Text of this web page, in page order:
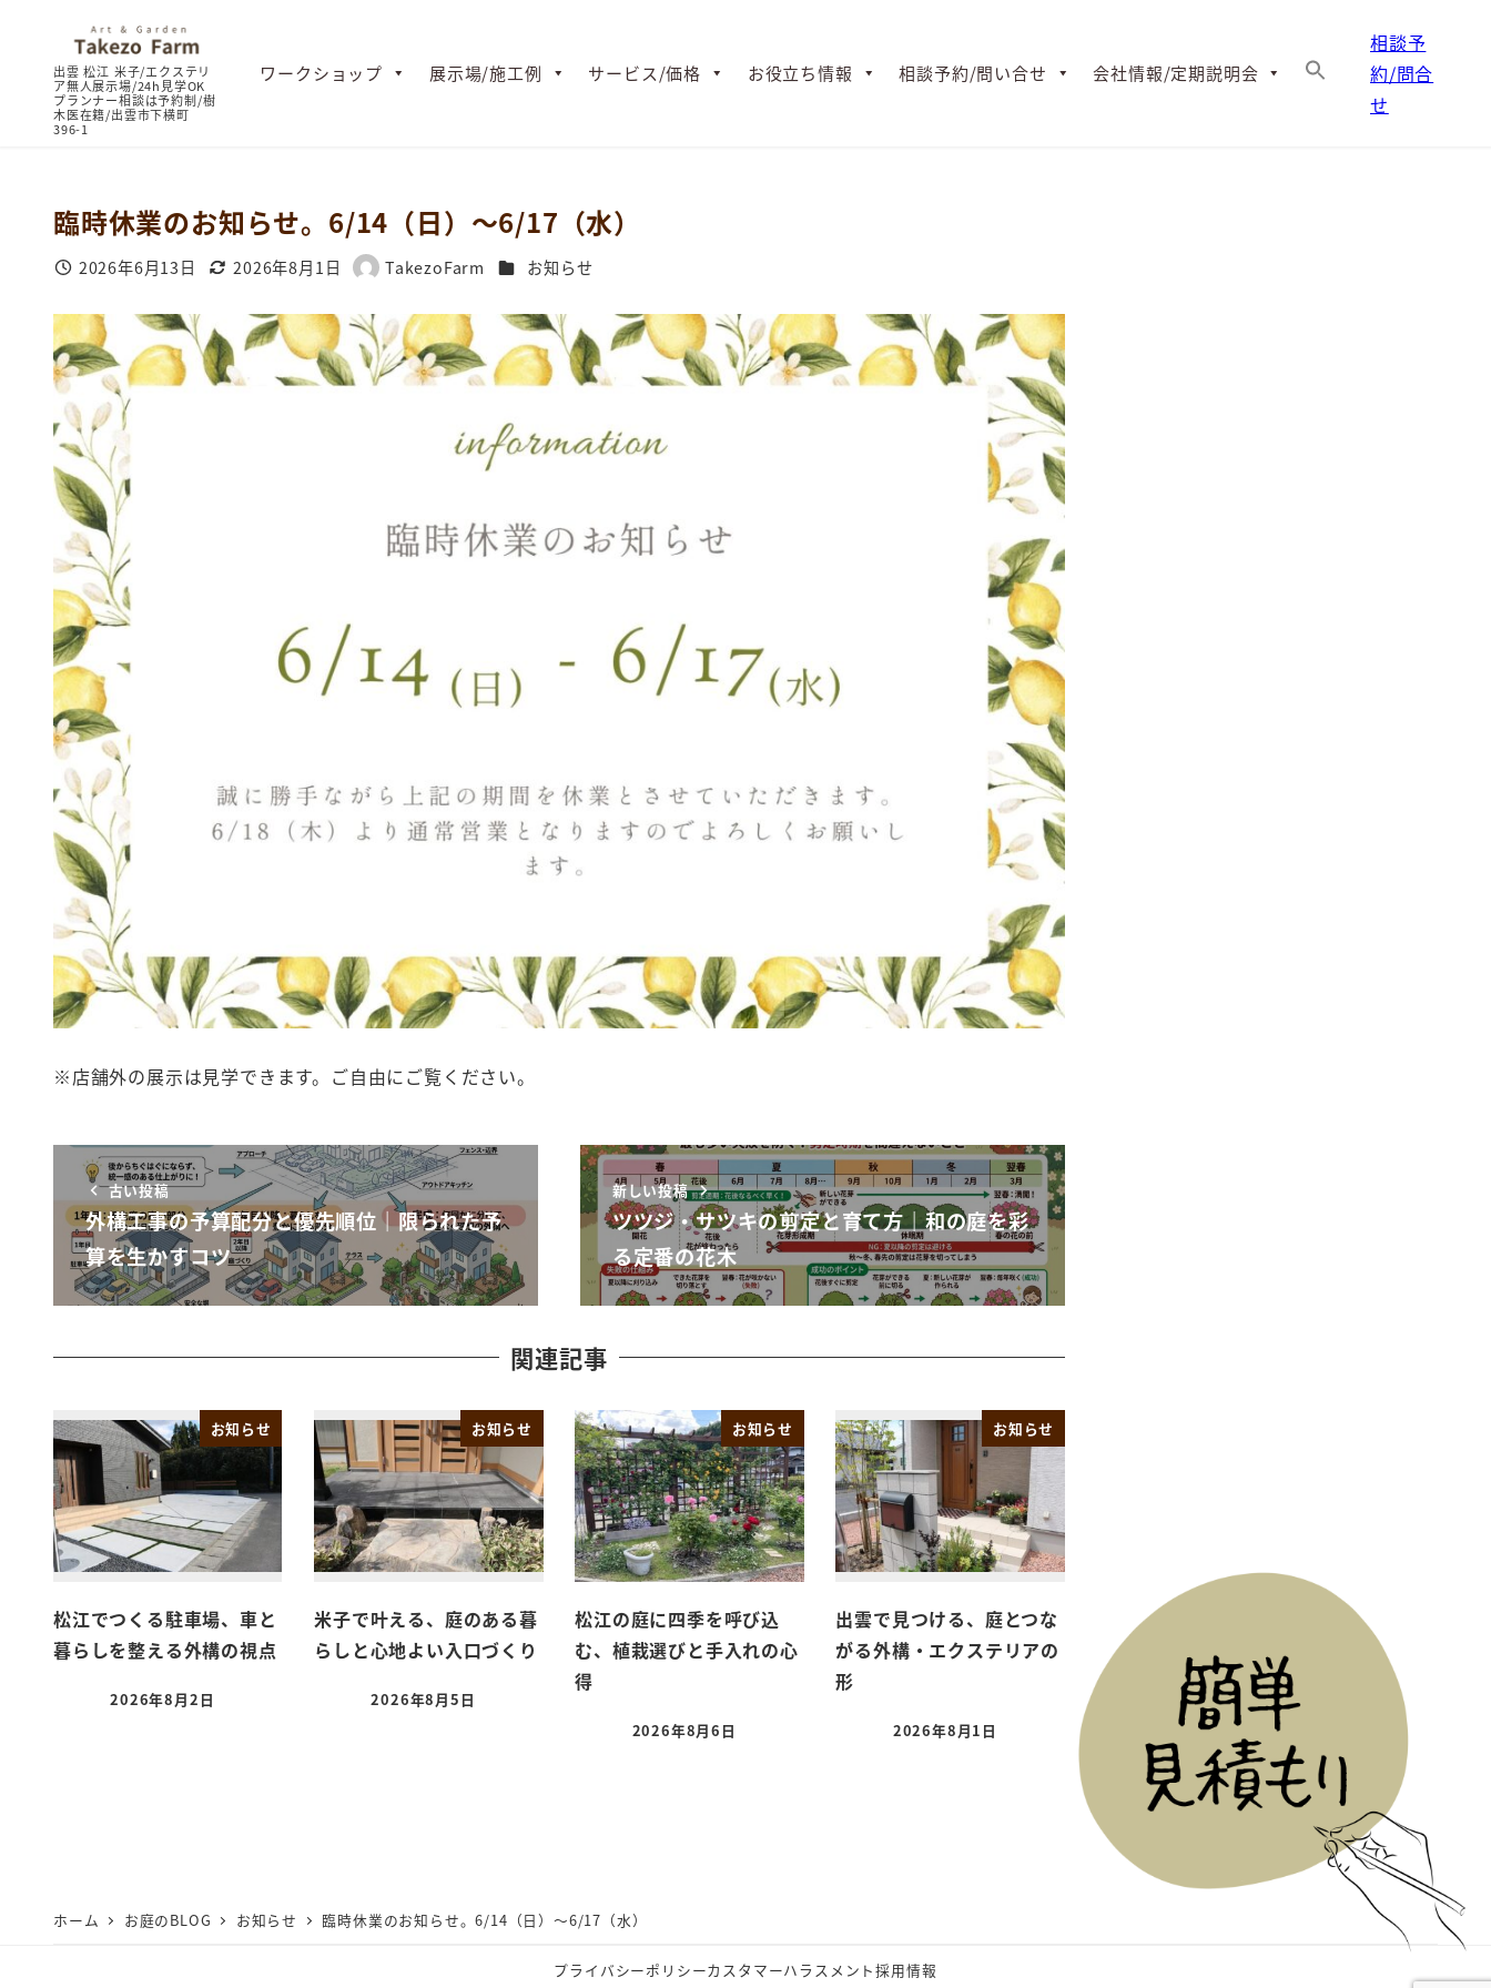
ワークショップ 展示場/施工例 サービス/価格 お役立ち情報 相談予約/問い合せ 会社情報/定期説明会
相談予
約/問合
せ
臨時休業のお知らせ。6/14（日）～6/17（水）
投稿日
2026年6月13日
更新日
2026年8月1日
著
TakezoFarm カテゴリー
お知らせ
※店舗外の展示は見学できます。ご自由にご覧ください。
古い投稿
外構工事の予算配分と優先順位｜限られた予
算を生かすコツ
新しい投稿
ツツジ・サツキの剪定と育て方｜和の庭を彩
る定番の花木
関連記事
お知らせ
松江でつくる駐車場、車と
暮らしを整える外構の視点
2026年8月2日
お知らせ
米子で叶える、庭のある暮
らしと心地よい入口づくり
2026年8月5日
お知らせ
松江の庭に四季を呼び込
む、植栽選びと手入れの心
得
2026年8月6日
お知らせ
出雲で見つける、庭とつな
がる外構・エクステリアの
形
2026年8月1日
ホーム お庭のBLOG お知らせ 臨時休業のお知らせ。6/14（日）～6/17（水）
プライバシーポリシーカスタマーハラスメント採用情報